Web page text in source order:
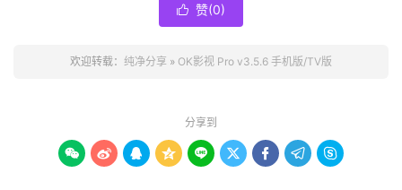
 赞(0)
欢迎转载： 纯净分享 » OK影视 Pro v3.5.6 手机版/TV版
分享到
        